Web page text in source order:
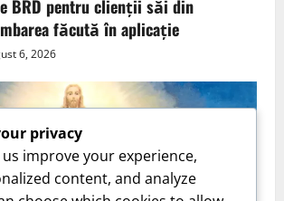
BRD pentru clienții săi din
făcută în aplicație
6, 2026
privacy
improve your experience,
content, and analyze